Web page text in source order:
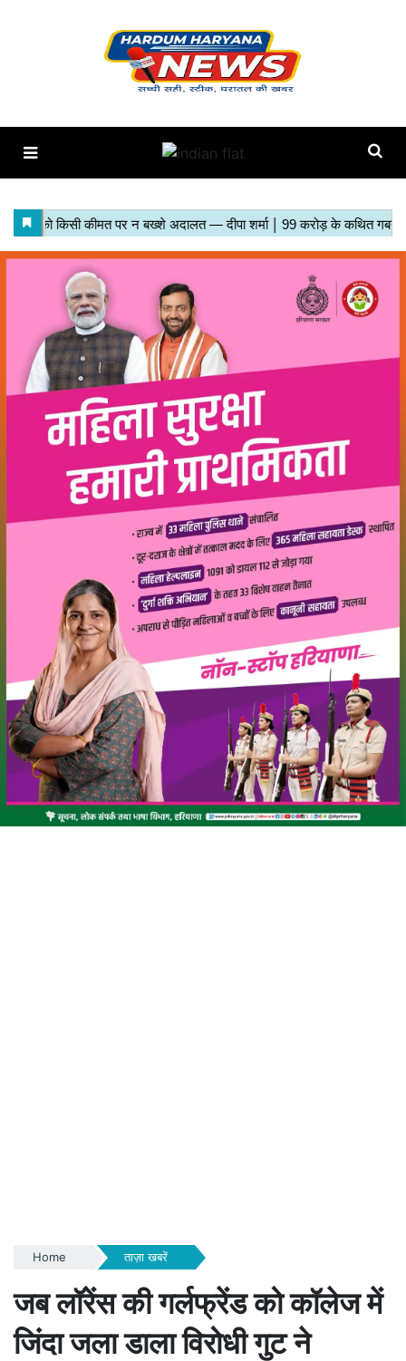
Home ताज़ा खबरें
जब लॉरेंस की गर्लफ्रेंड को कॉलेज में
जिंदा जला डाला विरोधी गुट ने